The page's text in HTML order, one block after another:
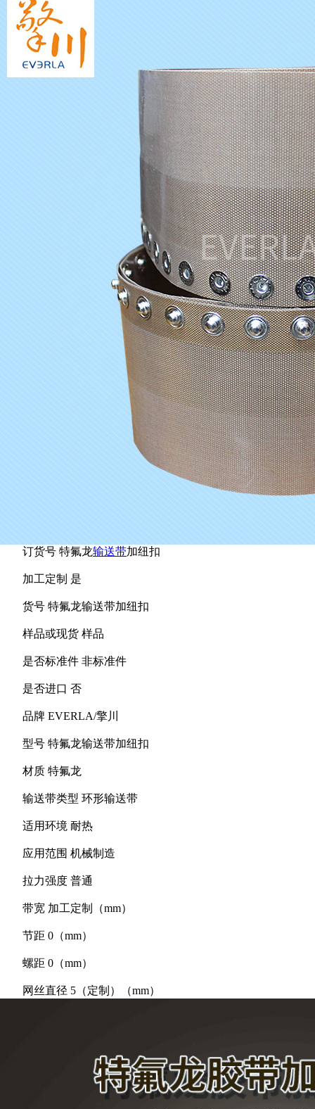
订货号 特氟龙输送带加纽扣
加工定制 是
货号 特氟龙输送带加纽扣
样品或现货 样品
是否标准件 非标准件
是否进口 否
品牌 EVERLA/擎川
型号 特氟龙输送带加纽扣
材质 特氟龙
输送带类型 环形输送带
适用环境 耐热
应用范围 机械制造
拉力强度 普通
带宽 加工定制（mm）
节距 0（mm）
螺距 0（mm）
网丝直径 5（定制）（mm）